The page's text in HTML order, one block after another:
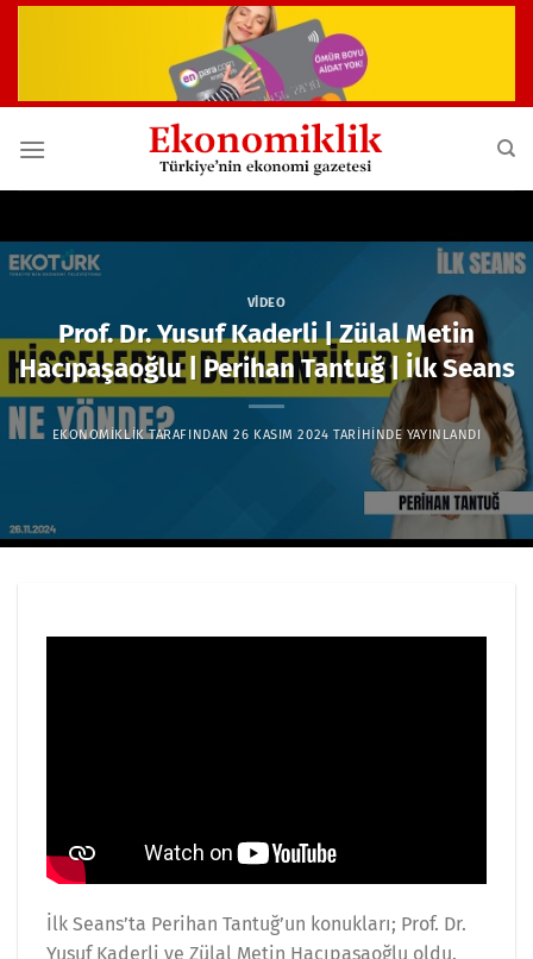
VIDEO
Prof. Dr. Yusuf Kaderli | Zülal Metin
Hacıpaşaoğlu | Perihan Tantuğ | İlk Seans
EKONOMIKLIKTARAFINDAN 26 KASIM 2024 TARIHINDE YAYINLANDI
İlk Seans’ta Perihan Tantuğ’un konukları; Prof. Dr.
Yusuf Kaderli ve Zülal Metin Hacıpaşaoğlu oldu.